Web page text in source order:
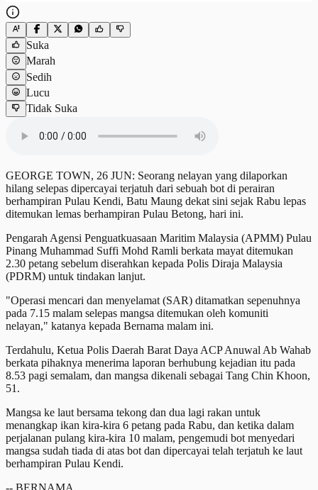
Suka
Marah
Sedih
Lucu
Tidak Suka
GEORGE TOWN, 26 JUN: Seorang nelayan yang dilaporkan
hilang selepas dipercayai terjatuh dari sebuah bot di perairan
berhampiran Pulau Kendi, Batu Maung dekat sini sejak Rabu lepas
ditemukan lemas berhampiran Pulau Betong, hari ini.
Pengarah Agensi Penguatkuasaan Maritim Malaysia (APMM) Pulau
Pinang Muhammad Suffi Mohd Ramli berkata mayat ditemukan
2.30 petang sebelum diserahkan kepada Polis Diraja Malaysia
(PDRM) untuk tindakan lanjut.
"Operasi mencari dan menyelamat (SAR) ditamatkan sepenuhnya
pada 7.15 malam selepas mangsa ditemukan oleh komuniti
nelayan," katanya kepada Bernama malam ini.
Terdahulu, Ketua Polis Daerah Barat Daya ACP Anuwal Ab Wahab
berkata pihaknya menerima laporan berhubung kejadian itu pada
8.53 pagi semalam, dan mangsa dikenali sebagai Tang Chin Khoon,
51.
Mangsa ke laut bersama tekong dan dua lagi rakan untuk
menangkap ikan kira-kira 6 petang pada Rabu, dan ketika dalam
perjalanan pulang kira-kira 10 malam, pengemudi bot menyedari
mangsa sudah tiada di atas bot dan dipercayai telah terjatuh ke laut
berhampiran Pulau Kendi.
-- BERNAMA